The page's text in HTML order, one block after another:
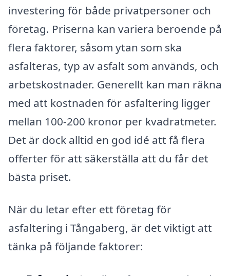
investering för både privatpersoner och
företag. Priserna kan variera beroende på
flera faktorer, såsom ytan som ska
asfalteras, typ av asfalt som används, och
arbetskostnader. Generellt kan man räkna
med att kostnaden för asfaltering ligger
mellan 100-200 kronor per kvadratmeter.
Det är dock alltid en god idé att få flera
offerter för att säkerställa att du får det
bästa priset.
När du letar efter ett företag för
asfaltering i Tångaberg, är det viktigt att
tänka på följande faktorer: